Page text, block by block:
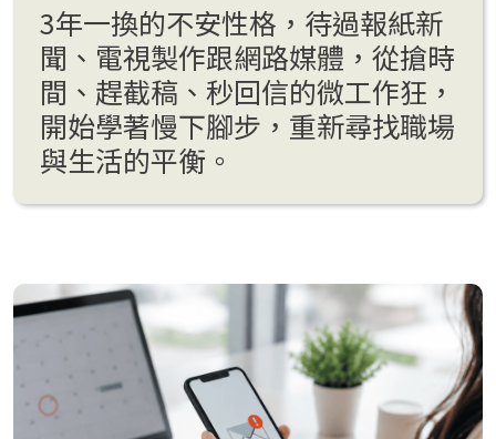
3年一換的不安性格，待過報紙新
聞、電視製作跟網路媒體，從搶時
間、趕截稿、秒回信的微工作狂，
開始學著慢下腳步，重新尋找職場
與生活的平衡。